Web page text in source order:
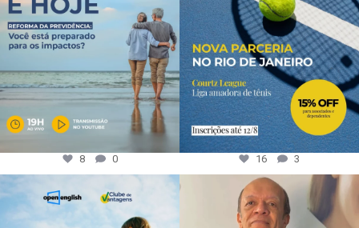
8 0 16 3